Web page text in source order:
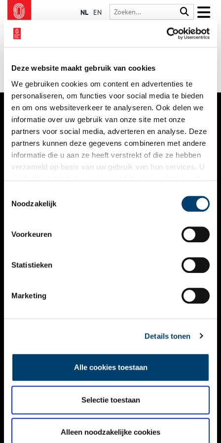
Deze website maakt gebruik van cookies
We gebruiken cookies om content en advertenties te
personaliseren, om functies voor social media te bieden
en om ons websiteverkeer te analyseren. Ook delen we
informatie over uw gebruik van onze site met onze
partners voor social media, adverteren en analyse. Deze
partners kunnen deze gegevens combineren met andere
informatie die u aan ze heeft verstrekt of die ze hebben
verzameld op basis van uw gebruik van hun services. U
Noodzakelijk
Voorkeuren
Statistieken
Marketing
Details tonen
Alle cookies toestaan
Selectie toestaan
Alleen noodzakelijke cookies
NL EN
VERHALEN
NIEUWS
KALENDER
ACTIVITEITEN
NIEUWSBRIEF
DISCLAIMER
TOEGANKELIJKHEID
Volg ONH op social media